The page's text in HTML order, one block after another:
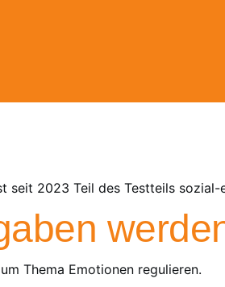
seit 2023 Teil des Testteils sozial-
Thema Emotionen regulieren.